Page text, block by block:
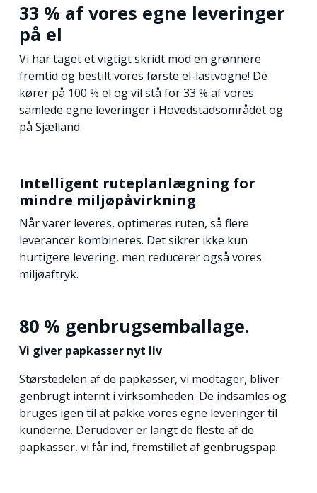
33 % af vores egne leveringer
på el
Vi har taget et vigtigt skridt mod en grønnere
fremtid og bestilt vores første el-lastvogne! De
kører på 100 % el og vil stå for 33 % af vores
samlede egne leveringer i Hovedstadsområdet og
på Sjælland.
Intelligent ruteplanlægning for
mindre miljøpåvirkning
Når varer leveres, optimeres ruten, så flere
leverancer kombineres. Det sikrer ikke kun
hurtigere levering, men reducerer også vores
miljøaftryk.
80 % genbrugsemballage.
Vi giver papkasser nyt liv
Størstedelen af de papkasser, vi modtager, bliver
genbrugt internt i virksomheden. De indsamles og
bruges igen til at pakke vores egne leveringer til
kunderne. Derudover er langt de fleste af de
papkasser, vi får ind, fremstillet af genbrugspap.